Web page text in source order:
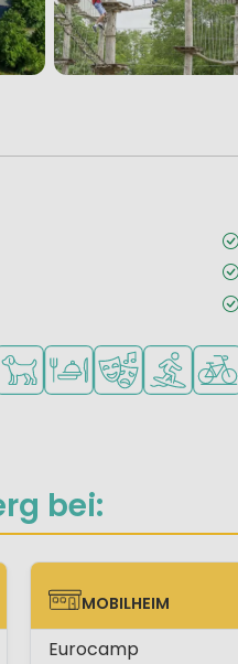
Kinder
Teenagererlaubt
Restaurant oder
Animationsteam
bei:
MOBILHEIM
MOBILHEIM
Eurocamp